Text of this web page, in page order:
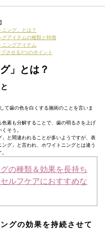
ニング」とは？
グアイテムの種類と特徴
ニングアイテム
させる3つのポイント
」とは？
て歯の色を白くする施術のことを言いま
素も分解することで、歯の明るさを上げ
そう。
と間違われることが多いようですが、表
グ」と言われ、ホワイトニングとは違う
の種類＆効果を長持ち
ルフケアにおすすめな
グの効果を持続させて